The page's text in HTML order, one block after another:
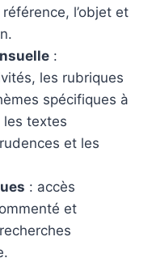
l’objet et
:
les rubriques
spécifiques à
les textes
et les
: accès
et